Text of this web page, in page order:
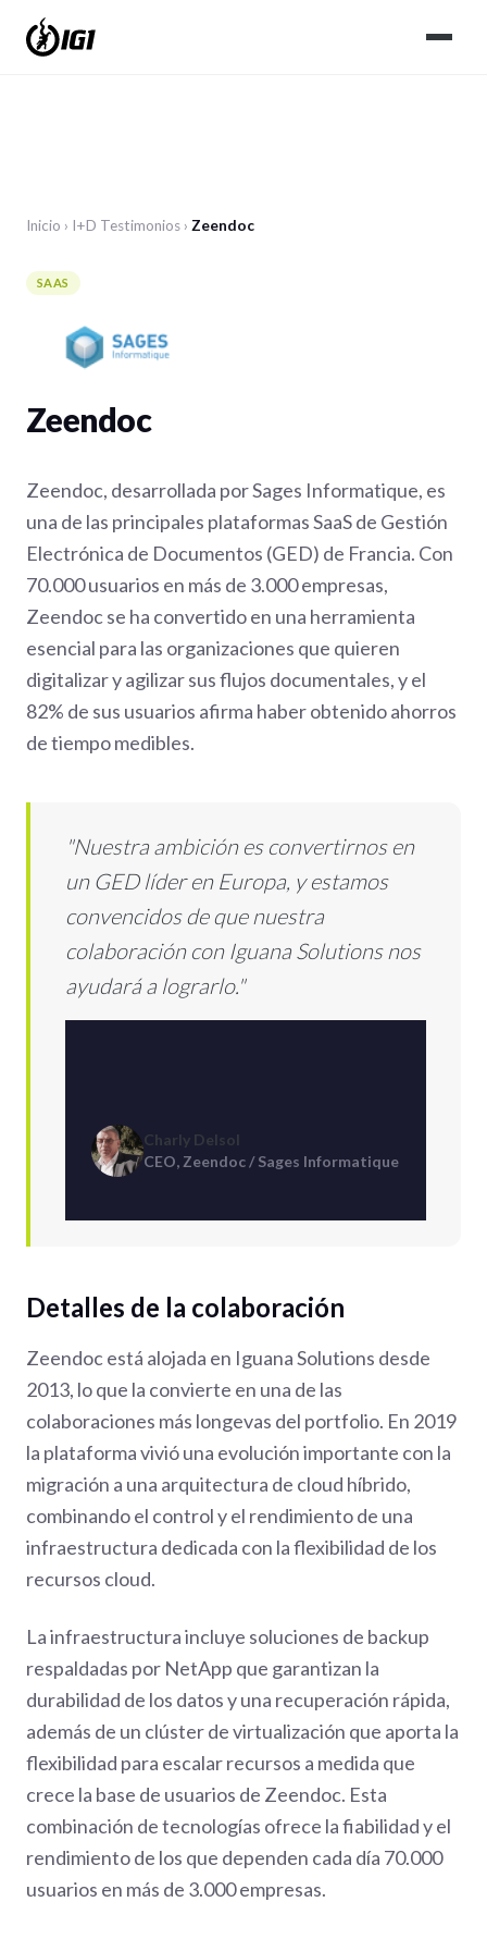
Inicio › I+D Testimonios › Zeendoc
SAAS
Zeendoc
Zeendoc, desarrollada por Sages Informatique, es
una de las principales plataformas SaaS de Gestión
Electrónica de Documentos (GED) de Francia. Con
70.000 usuarios en más de 3.000 empresas,
Zeendoc se ha convertido en una herramienta
esencial para las organizaciones que quieren
digitalizar y agilizar sus flujos documentales, y el
82% de sus usuarios afirma haber obtenido ahorros
de tiempo medibles.
"Nuestra ambición es convertirnos en
un GED líder en Europa, y estamos
convencidos de que nuestra
colaboración con Iguana Solutions nos
ayudará a lograrlo."
Charly Delsol
CEO, Zeendoc / Sages Informatique
Detalles de la colaboración
Zeendoc está alojada en Iguana Solutions desde
2013, lo que la convierte en una de las
colaboraciones más longevas del portfolio. En 2019
la plataforma vivió una evolución importante con la
migración a una arquitectura de cloud híbrido,
combinando el control y el rendimiento de una
infraestructura dedicada con la flexibilidad de los
recursos cloud.
La infraestructura incluye soluciones de backup
respaldadas por NetApp que garantizan la
durabilidad de los datos y una recuperación rápida,
además de un clúster de virtualización que aporta la
flexibilidad para escalar recursos a medida que
crece la base de usuarios de Zeendoc. Esta
combinación de tecnologías ofrece la fiabilidad y el
rendimiento de los que dependen cada día 70.000
usuarios en más de 3.000 empresas.